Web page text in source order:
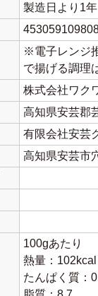
製造日より1年
※電子レンジ
で揚げる調理
株式会社ワク
高知県安芸郡
有限会社安芸
高知県安芸市
100gあたり
熱量：102kcal
たんぱく質：